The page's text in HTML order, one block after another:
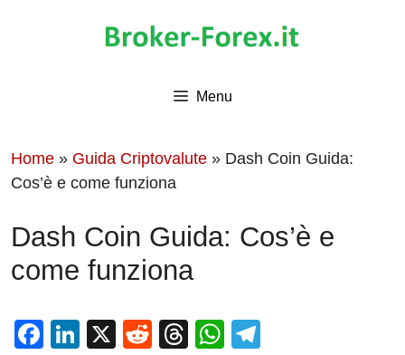
Menu
Home » Guida Criptovalute » Dash Coin Guida:
Cos’è e come funziona
Dash Coin Guida: Cos’è e
come funziona
F
Li
X
R
T
W